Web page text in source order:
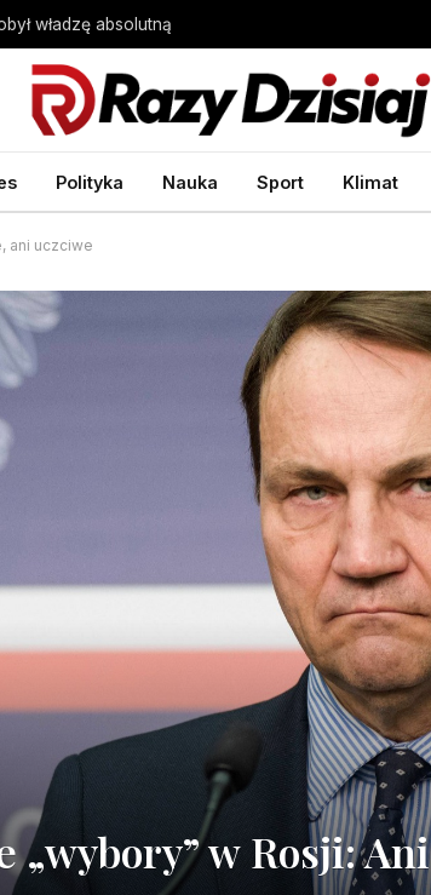
władzę absolutną
Polityka Nauka Sport Klimat
ani uczciwe
„wybory” w Rosji: Ani